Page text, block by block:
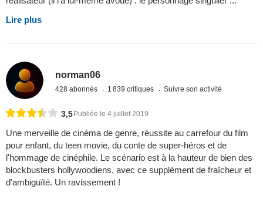
Lire plus
norman06
428 abonnés 1 839 critiques Suivre son activité
3,5 Publiée le 4 juillet 2019
Une merveille de cinéma de genre, réussite au carrefour du film
pour enfant, du teen movie, du conte de super-héros et de
l'hommage de cinéphile. Le scénario est à la hauteur de bien des
blockbusters hollywoodiens, avec ce supplément de fraîcheur et
d'ambiguïté. Un ravissement !